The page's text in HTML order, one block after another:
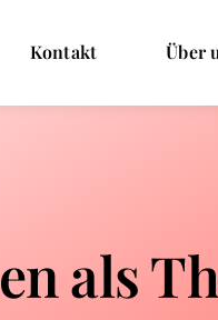
Kontakt Über
als